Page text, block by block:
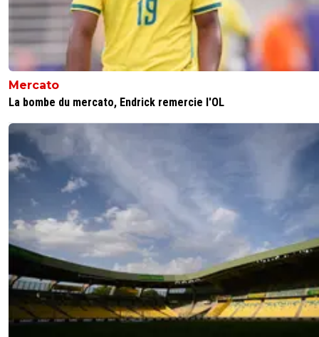
Mercato
La bombe du mercato, Endrick remercie l'OL